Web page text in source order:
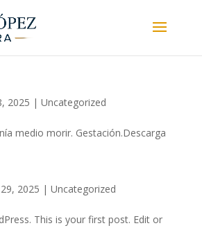
2025 | Uncategorized
medio morir. Gestación.Descarga
2025 | Uncategorized
This is your first post. Edit or